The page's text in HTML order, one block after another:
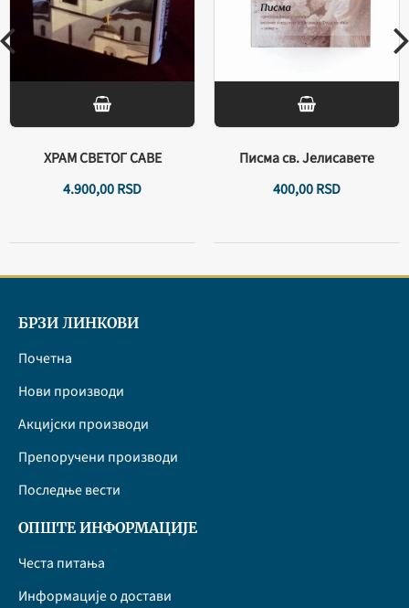
ХРАМ СВЕТОГ САВЕ
4.900,00RSD
Писма св. Јелисавете
400,00RSD
БРЗИ ЛИНКОВИ
Почетна
Нови производи
Акцијски производи
Препоручени производи
Последње вести
ОПШТЕ ИНФОРМАЦИЈЕ
Честа питања
Информације о достави